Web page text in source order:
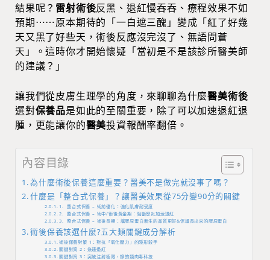
結果呢？ 雷射術後反黑、退紅慢吞吞、療程效果不如
預期⋯⋯原本期待的「一白遮三醜」變成「紅了好幾
天又黑了好些天，術後反應沒完沒了、無語問蒼
天」。這時你才開始懷疑「當初是不是該診所醫美師
的建議？」
讓我們從皮膚生理學的角度，來聊聊為什麼醫美術後
選對保養品是如此的至關重要，除了可以加速退紅退
腫，更能讓你的醫美投資報酬率翻倍。
內容目錄
為什麼術後保養這麼重要？醫美不是做完就沒事了嗎？
什麼是「整合式保養」？讓醫美效果從75分變90分的關鍵
1. 整合式保養 – 術前優化：強化肌膚耐受度
2. 整合式保養 – 術中/術後黃金期：阻斷發炎加速退紅
3. 整合式保養 – 術後長期：讓膠原蛋白新生的品質更好&保護長出來的膠原蛋白
術後保養該選什麼?五大類關鍵成分解析
術後保養對策 1：對抗「氧化壓力」的隱形殺手
關鍵對策 2：急速退紅
關鍵對策 3：突破注射極限，擦的類肉毒科技